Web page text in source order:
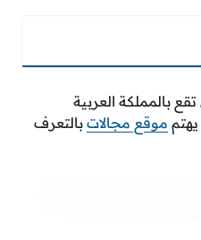
بالمملكة العربية
موقع مجالات بالتعرف